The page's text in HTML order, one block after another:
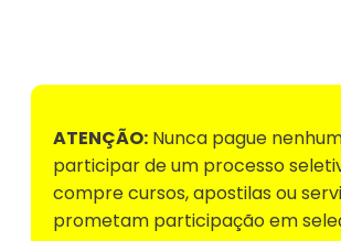
ATENÇÃO: Nunca pague
participar de um processo
compre cursos, apostilas ou
prometam participação em